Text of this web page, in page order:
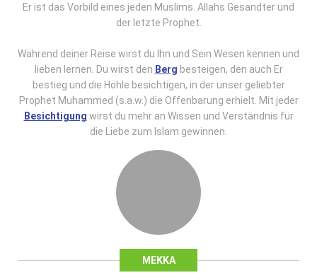
MEKKA
Er ist das Vorbild eines jeden Muslims. Allahs Gesandter und
der letzte Prophet.
Während deiner Reise wirst du Ihn und Sein Wesen kennen und
lieben lernen. Du wirst den Berg besteigen, den auch Er
bestieg und die Höhle besichtigen, in der unser geliebter
Prophet Muhammed (s.a.w.) die Offenbarung erhielt. Mit jeder
Besichtigung wirst du mehr an Wissen und Verständnis für
die Liebe zum Islam gewinnen.